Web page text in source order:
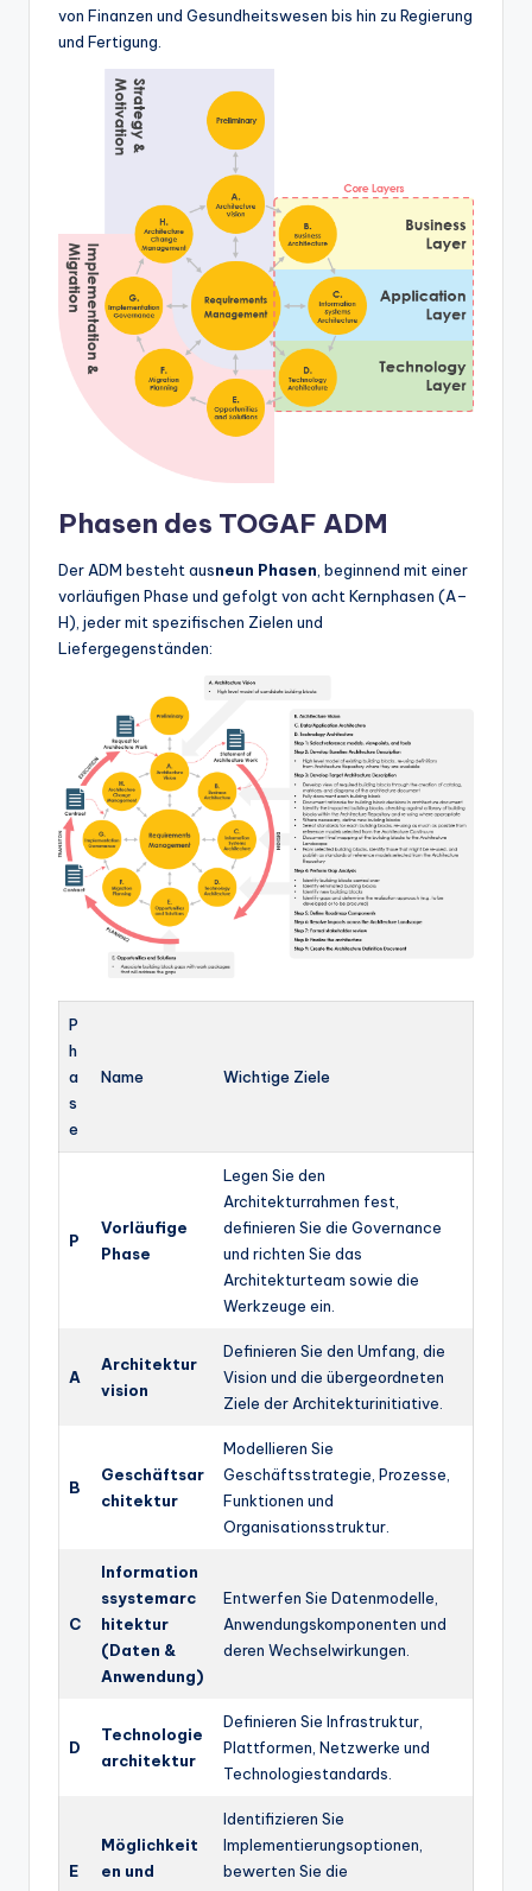
von Finanzen und Gesundheitswesen bis hin zu Regierung
und Fertigung.
Phasen des TOGAF ADM
Der ADM besteht ausneun Phasen, beginnend mit einer
vorläufigen Phase und gefolgt von acht Kernphasen (A–
H), jeder mit spezifischen Zielen und
Liefergegenständen:
P
h
a
s
e
Name Wichtige Ziele
P
Vorläufige
Phase
Legen Sie den
Architekturrahmen fest,
definieren Sie die Governance
und richten Sie das
Architekturteam sowie die
Werkzeuge ein.
A
Architektur
vision
Definieren Sie den Umfang, die
Vision und die übergeordneten
Ziele der Architekturinitiative.
B
Geschäftsar
chitektur
Modellieren Sie
Geschäftsstrategie, Prozesse,
Funktionen und
Organisationsstruktur.
C
Information
ssystemarc
hitektur
(Daten &
Anwendung)
Entwerfen Sie Datenmodelle,
Anwendungskomponenten und
deren Wechselwirkungen.
D
Technologie
architektur
Definieren Sie Infrastruktur,
Plattformen, Netzwerke und
Technologiestandards.
E
Möglichkeit
en und
Identifizieren Sie
Implementierungsoptionen,
bewerten Sie die